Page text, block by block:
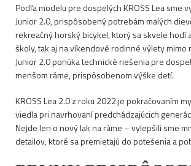
Podľa modelu pre dospelých KROSS Lea sme
Junior 2.0, prispôsobený potrebám malých
rekreačný horský bicykel, ktorý sa skvele hodí
školy, tak aj na víkendové rodinné výlety mimo
Junior 2.0 ponúka technické riešenia pre
menšom ráme, prispôsobenom výške detí.
KROSS Lea 2.0 z roku 2022 je pokračovaním
viedla pri navrhovaní predchádzajúcich
Nejde len o nový lak na ráme – vylepšili sme
detailov, ktoré sa premietajú do potešenia a